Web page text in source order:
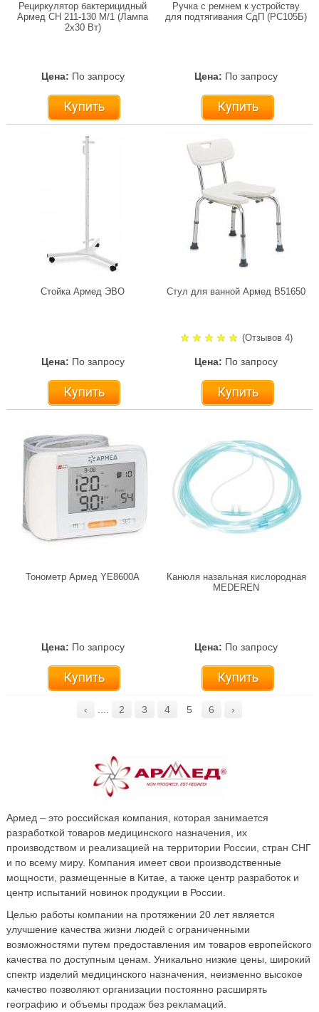
Рециркулятор бактерицидный
Армед CH 211-130 М/1 (Лампа
2х30 Вт)
Цена: По запросу
Купить
Ручка с ремнем к устройству
для подтягивания СдП (РС105Б)
Цена: По запросу
Купить
Стойка Армед ЭВО
Цена: По запросу
Купить
Стул для ванной Армед В51650
(Отзывов 4)
Цена: По запросу
Купить
Тонометр Армед YE8600A
Цена: По запросу
Купить
Канюля назальная кислородная
MEDEREN
Цена: По запросу
Купить
‹ 2 3 4 5 6 ›
Армед – это российская компания, которая занимается
разработкой товаров медицинского назначения, их
производством и реализацией на территории России, стран СНГ
и по всему миру. Компания имеет свои производственные
мощности, размещенные в Китае, а также центр разработок и
центр испытаний новинок продукции в России.
Целью работы компании на протяжении 20 лет является
улучшение качества жизни людей с ограниченными
возможностями путем предоставления им товаров европейского
качества по доступным ценам. Уникально низкие цены, широкий
спектр изделий медицинского назначения, неизменно высокое
качество позволяют организации постоянно расширять
географию и объемы продаж без рекламаций.